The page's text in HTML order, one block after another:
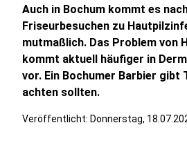
Auch in Bochum kommt es
Friseurbesuchen zu
mutmaßlich. Das Problem von
kommt aktuell häufiger in
vor. Ein Bochumer Barbier gibt
achten sollten.
Veröffentlicht: Donnerstag,